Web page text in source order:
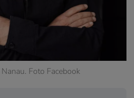
Foto Facebook